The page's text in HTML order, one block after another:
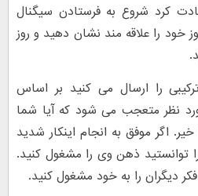
کرد شروع به فرستادن سیگنال
خود را علاقه مند نشان دهید و روز
را ارسال می کنید بر اساس
نظر متعجب می شود که آیا شما
اگر موفق به انجام اینکار شدید
توانستید ذهن وی را مشغول کنید.
دیگران را به خود مشغول کنید.